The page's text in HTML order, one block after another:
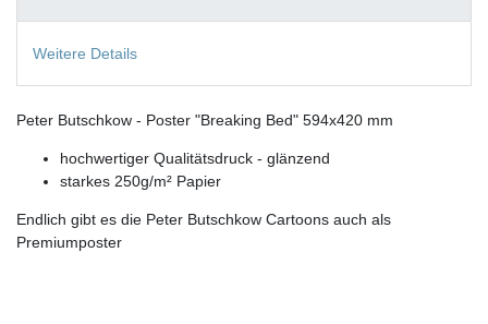
Weitere Details
Peter Butschkow - Poster "Breaking Bed" 594x420 mm
hochwertiger Qualitätsdruck - glänzend
starkes 250g/m² Papier
Endlich gibt es die Peter Butschkow Cartoons auch als
Premiumposter